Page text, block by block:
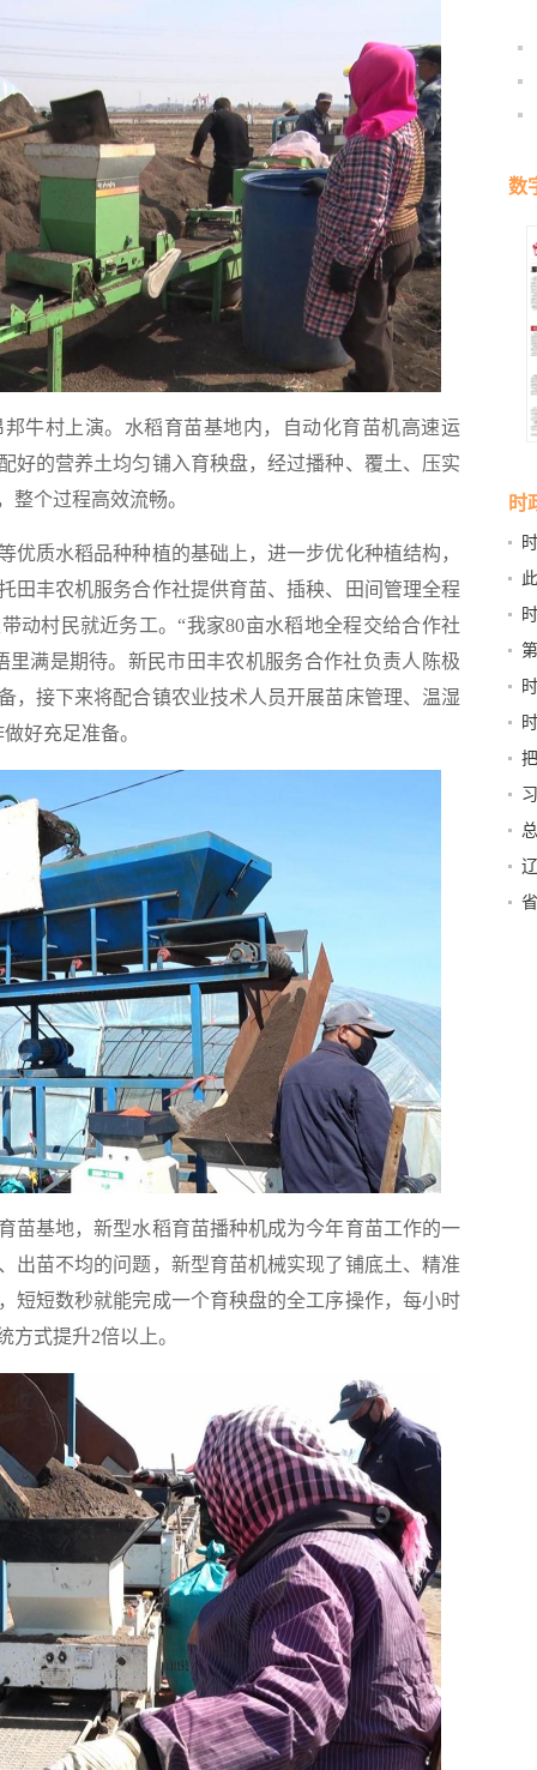
村上演。水稻育苗基地内，自动化育苗机高速运
好的营养土均匀铺入育秧盘，经过播种、覆土、压实
整个过程高效流畅。
水稻品种种植的基础上，进一步优化种植结构，
田丰农机服务合作社提供育苗、插秧、田间管理全程
动村民就近务工。“我家80亩水稻地全程交给合作社
满是期待。新民市田丰农机服务合作社负责人陈极
，接下来将配合镇农业技术人员开展苗床管理、温湿
好充足准备。
基地，新型水稻育苗播种机成为今年育苗工作的一
出苗不均的问题，新型育苗机械实现了铺底土、精准
短短数秒就能完成一个育秧盘的全工序操作，每小时
式提升2倍以上。
数
时
书
行
深
富
伟